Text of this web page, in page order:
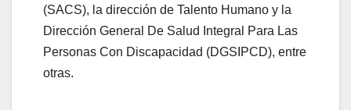
(SACS), la dirección de Talento Humano y la
Dirección General De Salud Integral Para Las
Personas Con Discapacidad (DGSIPCD), entre
otras.